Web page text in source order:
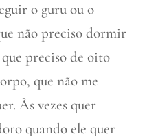
o guru ou o
não preciso dormir
preciso de oito
que não me
Às vezes quer
quando ele quer